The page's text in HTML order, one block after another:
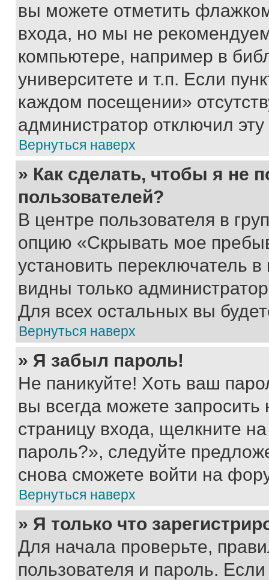
вы можете отметить
входа, но мы не
компьютере, например в
университете и т.п. Если
каждом посещении»
администратор отключил
Вернуться наверх
» Как сделать, чтобы я не
пользователей?
В центре пользователя в
опцию «Скрывать мое
установить переключатель
видны только
Для всех остальных вы
Вернуться наверх
» Я забыл пароль!
Не паникуйте! Хоть ваш
вы всегда можете
страницу входа, щелкните
пароль?», следуйте
снова сможете войти на
Вернуться наверх
» Я только что
Для начала проверьте,
пользователя и пароль.